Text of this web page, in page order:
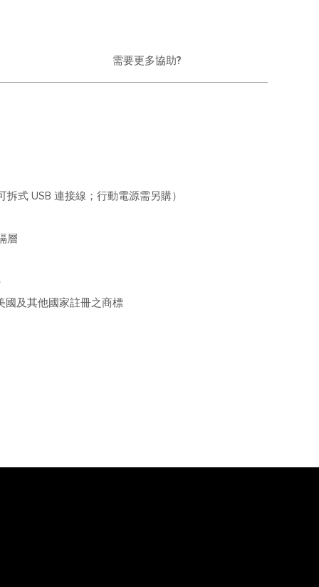
需要更多協助?
式 USB 連接線；行動電源需另購）
層
國及其他國家註冊之商標